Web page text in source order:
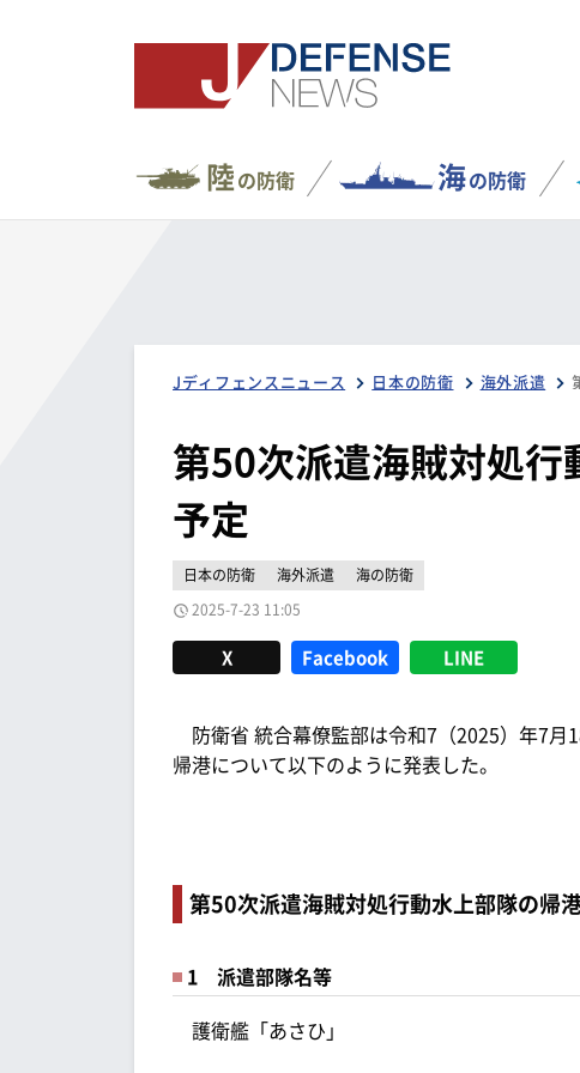
陸の防衛 海の防衛
Jディフェンスニュース 日本の防衛 海外派遣
第50次派遣海賊対処
予定
日本の防衛 海外派遣
海の防衛
2025-7-23 11:05
X Facebook LINE
防衛省 統合幕僚監部は令和7（2025）年7月
帰港について以下のように発表した。
第50次派遣海賊対処行動水上部隊の帰
1 派遣部隊名等
護衛艦「あさひ」